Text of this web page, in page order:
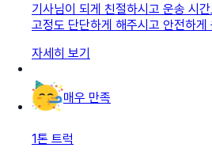
기사님이 되게 친절하시고 운송 시
고정도 단단하게 해주시고 안전하
자세히 보기
매우 만족
1톤 트럭